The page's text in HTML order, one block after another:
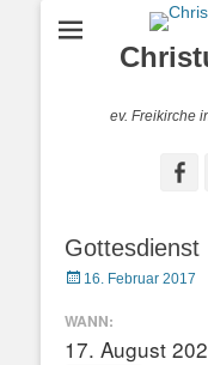
ev. Freikirche
Gottesdienst
Posted16. Februar 2017
WANN:
17. August